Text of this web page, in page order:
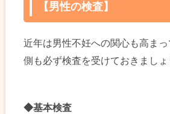
【男性の検査】
近年は男性不妊への関心も高ま
側も必ず検査を受けておきましょ
◆基本検査